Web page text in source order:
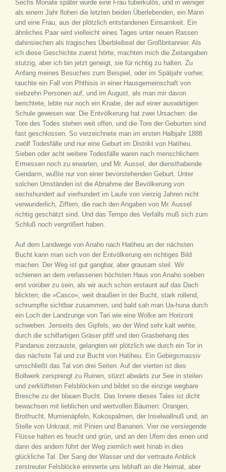
Sechs Monate später wurde eine Frau tuberkulös, und in weniger
als einem Jahr flohen die letzten beiden Überlebenden, ein Mann
und eine Frau, aus der plötzlich entstandenen Einsamkeit. Ein
ähnliches Paar wird vielleicht eines Tages unter neuen Rassen
dahinsiechen als tragisches Überbleibsel der Großbritannier. Als
ich diese Geschichte zuerst hörte, machten mich die Zeitangaben
stutzig, aber ich bin jetzt geneigt, sie für richtig zu halten. Zu
Anfang meines Besuches zum Beispiel, oder im Spätjahr vorher,
tauchte ein Fall von Phthisis in einer Hausgemeinschaft von
siebzehn Personen auf, und im August, als man mir davon
berichtete, lebte nur noch ein Knabe, der auf einer auswärtigen
Schule gewesen war. Die Entvölkerung hat zwei Ursachen: die
Tore des Todes stehen weit offen, und die Tore der Geburten sind
fast geschlossen. So verzeichnete man im ersten Halbjahr 1888
zwölf Todesfälle und nur eine Geburt im Distrikt von Hatiheu.
Sieben oder acht weitere Todesfälle waren nach menschlichem
Ermessen noch zu erwarten, und Mr. Aussel, der diensthabende
Gendarm, wußte nur von einer bevorstehenden Geburt. Unter
solchen Umständen ist die Abnahme der Bevölkerung von
sechshundert auf vierhundert im Laufe von vierzig Jahren nicht
verwunderlich, Ziffern, die nach den Angaben von Mr. Aussel
richtig geschätzt sind. Und das Tempo des Verfalls muß sich zum
Schluß noch vergrößert haben.
Auf dem Landwege von Anaho nach Hatiheu an der nächsten
Bucht kann man sich von der Entvölkerung ein richtiges Bild
machen. Der Weg ist gut gangbar, aber grausam steil. Wir
schienen an dem verlassenen höchsten Haus von Anaho soeben
erst vorüber zu sein, als wir auch schon erstaunt auf das Dach
blickten; die »Casco«, weit draußen in der Bucht, stark rollend,
schrumpfte sichtbar zusammen, und bald sah man Ua-huna durch
ein Loch der Landzunge von Tari wie eine Wolke am Horizont
schweben. Jenseits des Gipfels, wo der Wind sehr kalt wehte,
durch die schilfartigen Gräser pfiff und den Grasbehang des
Pandanus zerzauste, gelangten wir plötzlich wie durch ein Tor in
das nächste Tal und zur Bucht von Hatiheu. Ein Gebirgsmassiv
umschließt das Tal von drei Seiten. Auf der vierten ist dies
Bollwerk zersprengt zu Ruinen, stürzt abwärts zur See in steilen
und zerklüfteten Felsblöcken und bildet so die einzige wegbare
Bresche zu der blauen Bucht. Das Innere dieses Tales ist dicht
bewachsen mit lieblichen und wertvollen Bäumen: Orangen,
Brotfrucht, Mumienäpfeln, Kokospalmen, der Inselwallnuß und, an
Stelle von Unkraut, mit Pinien und Bananen. Vier nie versiegende
Flüsse halten es feucht und grün, und an den Ufern des einen und
dann des andern führt der Weg ziemlich weit hinab in dies
glückliche Tal. Der Sang der Wasser und der vertraute Anblick
zerstreuter Felsblöcke erinnerte uns lebhaft an die Heimat, aber